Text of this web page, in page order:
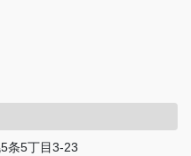
条5丁目3-23